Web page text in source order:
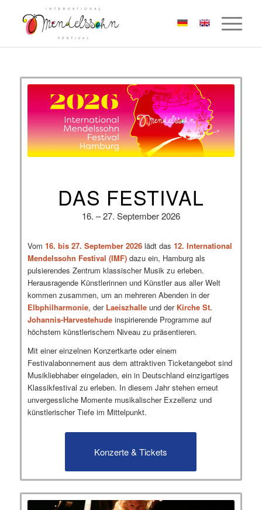
DAS FESTIVAL
16. – 27. September 2026
Vom 16. bis 27. September 2026lädt das 12. International
Mendelssohn Festival (IMF)dazu ein, Hamburg als
pulsierendes Zentrum klassischer Musik zu erleben.
Herausragende Künstlerinnen und Künstler aus aller Welt
kommen zusammen, um an mehreren Abenden in der
Elbphilharmonie, der Laeiszhalleund der Kirche St.
Johannis-Harvestehudeinspirierende Programme auf
höchstem künstlerischem Niveau zu präsentieren.
Mit einer einzelnen Konzertkarte oder einem
Festivalabonnement aus dem attraktiven Ticketangebot sind
Musikliebhaber eingeladen, ein in Deutschland einzigartiges
Klassikfestival zu erleben. In diesem Jahr stehen erneut
unvergessliche Momente musikalischer Exzellenz und
künstlerischer Tiefe im Mittelpunkt.
Konzerte & Tickets